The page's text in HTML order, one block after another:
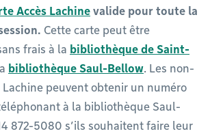
Accès Lachine valide pour toute la
Cette carte peut être
frais à la bibliothèque de Saint-
bibliothèque Saul-Bellow. Les non-
Lachine peuvent obtenir un numéro
à la bibliothèque Saul-
872-5080 s’ils souhaitent faire leur